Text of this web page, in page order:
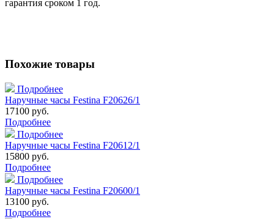
гарантия сроком 1 год.
Похожие товары
Подробнее
Наручные часы Festina F20626/1
17100 руб.
Подробнее
Подробнее
Наручные часы Festina F20612/1
15800 руб.
Подробнее
Подробнее
Наручные часы Festina F20600/1
13100 руб.
Подробнее